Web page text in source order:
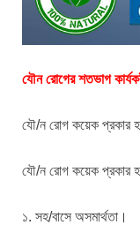
যৌন রোগের শতভাগ
যৌ/ন রোগ কয়েক প্রকার
যৌ/ন রোগ কয়েক প্রকার
১. সহ/বাসে অসমার্থতা।